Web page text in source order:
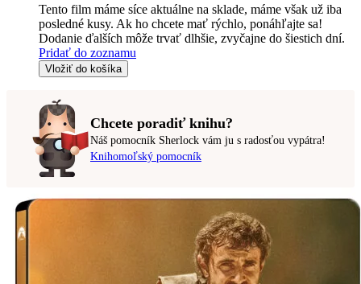
Tento film máme síce aktuálne na sklade, máme však už iba
posledné kusy. Ak ho chcete mať rýchlo, ponáhľajte sa!
Dodanie ďalších môže trvať dlhšie, zvyčajne do šiestich dní.
Pridať do zoznamu
Vložiť do košíka
Chcete poradiť knihu?
Náš pomocník Sherlock vám ju s radosťou vypátra!
Knihomoľský pomocník